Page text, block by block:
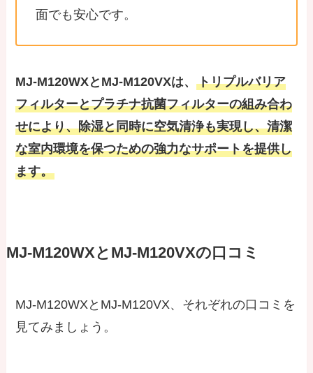
面でも安心です。
MJ-M120WXとMJ-M120VXは、トリプルバリア
フィルターとプラチナ抗菌フィルターの組み合わ
せにより、除湿と同時に空気清浄も実現し、清潔
な室内環境を保つための強力なサポートを提供し
ます。
MJ-M120WXとMJ-M120VXの口コミ
MJ-M120WXとMJ-M120VX、それぞれの口コミを
見てみましょう。